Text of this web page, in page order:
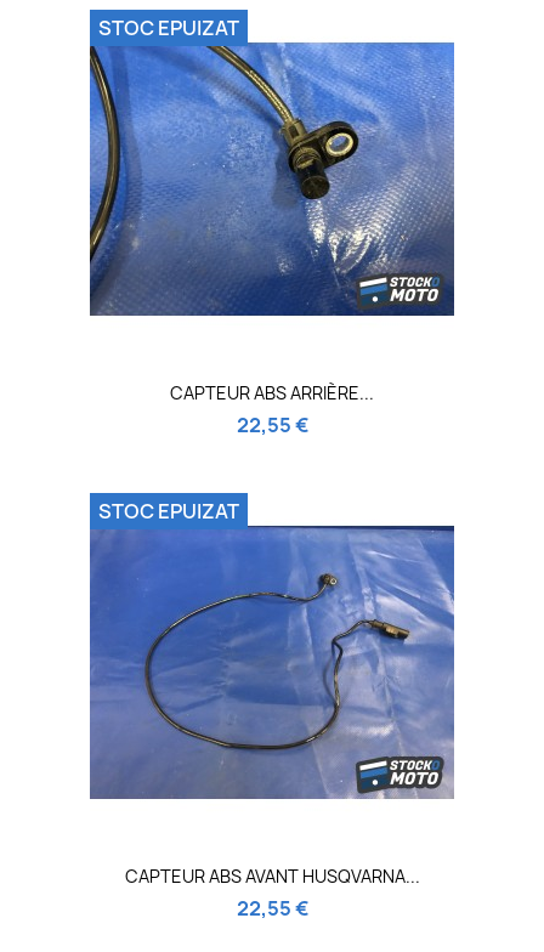
CAPTEUR ABS ARRIÈRE...
22,55 €
STOC EPUIZAT
CAPTEUR ABS AVANT HUSQVARNA...
22,55 €
STOC EPUIZAT